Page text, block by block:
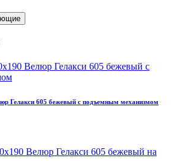
Гелакси 605 бежевый с подъемным механизмом